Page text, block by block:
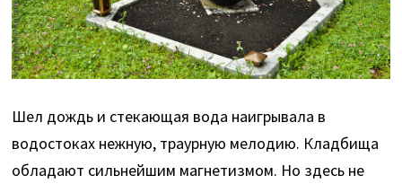
Шел дождь и стекающая вода наигрывала в
водостоках нежную, траурную мелодию. Кладбища
обладают сильнейшим магнетизмом. Но здесь не